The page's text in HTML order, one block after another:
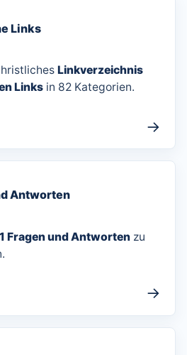
Links
Linkverzeichnis
Links in 82 Kategorien.
→
Antworten
Fragen und Antworten zu
→